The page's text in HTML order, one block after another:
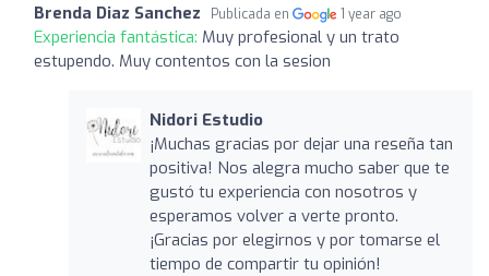
Brenda Diaz Sanchez Publicada en 1 year ago
Experiencia fantástica: Muy profesional y un trato
estupendo. Muy contentos con la sesion
Nidori Estudio
¡Muchas gracias por dejar una reseña tan
positiva! Nos alegra mucho saber que te
gustó tu experiencia con nosotros y
esperamos volver a verte pronto.
¡Gracias por elegirnos y por tomarse el
tiempo de compartir tu opinión!